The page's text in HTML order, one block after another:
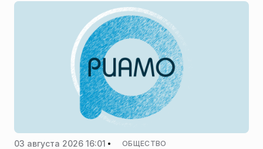
03 августа 2026 16:01 ОБЩЕСТВО